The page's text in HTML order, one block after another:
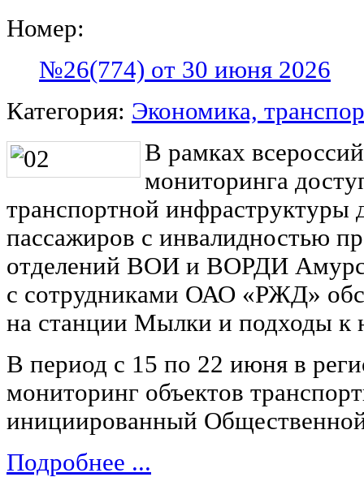
Номер:
№26(774) от 30 июня 2026
Категория: Экономика,
В рамках
мониторинга
транспортной инфраструктуры
пассажиров с инвалидностью
отделений ВОИ и ВОРДИ
с сотрудниками ОАО «РЖД»
на станции Мылки и подходы к
В период с 15 по 22 июня в
мониторинг объектов
инициированный
Подробнее ...